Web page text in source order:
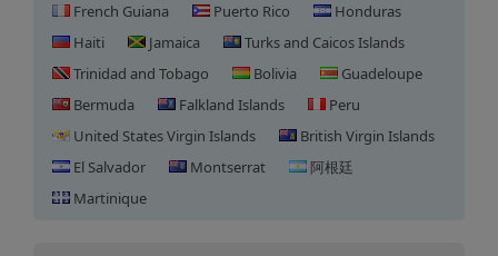
French Guiana
Puerto Rico
Honduras
Haiti
Jamaica
Turks and Caicos Islands
Trinidad and Tobago
Bolivia
Guadeloupe
Bermuda
Falkland Islands
Peru
United States Virgin Islands
British Virgin Islands
El Salvador
Montserrat
阿根廷
Martinique